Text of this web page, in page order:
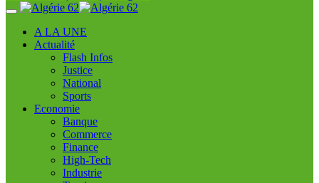
A LA UNE
Actualité
Flash Infos
Justice
National
Sports
Economie
Banque
Commerce
Finance
High-Tech
Industrie